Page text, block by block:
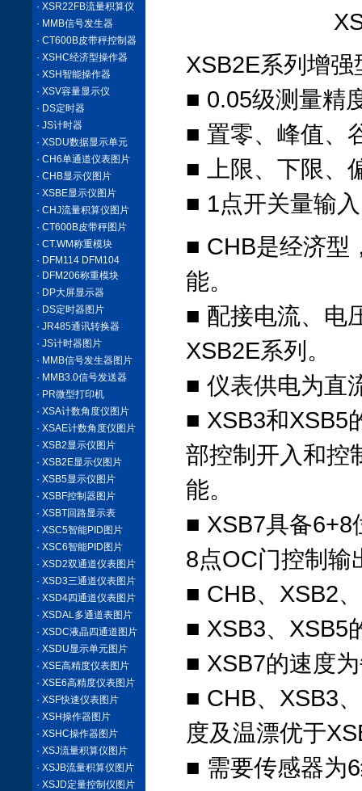
· XSR22FB流量积算仪
· MMB信号发生器
· CT600B皮带秤控制器
· XSHC经济型操作器
· XSH智能操作器
· XSV容量显示仪
· DS定时器
· JS计时器
· XSDU数据显示单元
· CH6单通道仪表图片
· CHB显示仪图片
· XSBE显示仪图片
· CHJ流量积算仪图片
· CT600B皮带秤图片
· CT.WM称重模块
· DFM114 DFM104
· DFM206称重模块
· DP大屏显示器
· DS定时器图片
· JR485通讯转换器
· JS计时器图片
· MMB信号发生器图片
· MMB3.0信号发送器
· PR微型打印机
· XSA计数角度仪图片
· XSAE计数角度仪图片
· XSB2显示仪图片
· XSB2E显示仪图片
· XSB5显示仪图片
· XSBF控制器图片
· XSBT回路显示表
· XSC5智能PID图片
· XSC6智能PID图片
· XSD2双通道仪表图片
· XSD3三通道仪表图片
· XSD4四通道仪表图片
· XSDAL多通道表图片
· XSDC液晶四通道图片
· XSDU显示单元图片
· XSE高精度仪表图片
· XSE6高精度仪表图片
· XSF快速仪表图片
· XSH操作器图片
· XSHC操作器图片
· XSJ流量积算仪图片
· XSJB流量积算仪图片
· XSJD定量控制仪图片
XSB2E系列增
■ 0.05级测量精
■ 置零、峰值、
■ 上限、下限、
■ 1点开关量输入
■ CHB是经济型
能。
■ 配接电流、电
XSB2E系列。
■ 仪表供电为直
■ XSB3和XSB5
部控制开入和控
能。
■ XSB7具备6+8
8点OC门控制输
■ CHB、XSB2
■ XSB3、XSB5
■ XSB7的速度
■ CHB、XSB3
度及温漂优于
■ 需要传感器为